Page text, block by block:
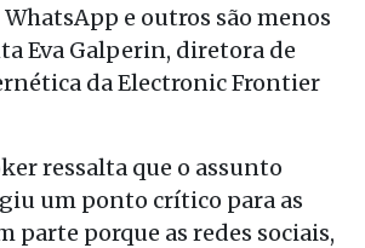
WhatsApp e outros são menos
Eva Galperin, diretora de
da Electronic Frontier
ressalta que o assunto
um ponto crítico para as
parte porque as redes sociais,